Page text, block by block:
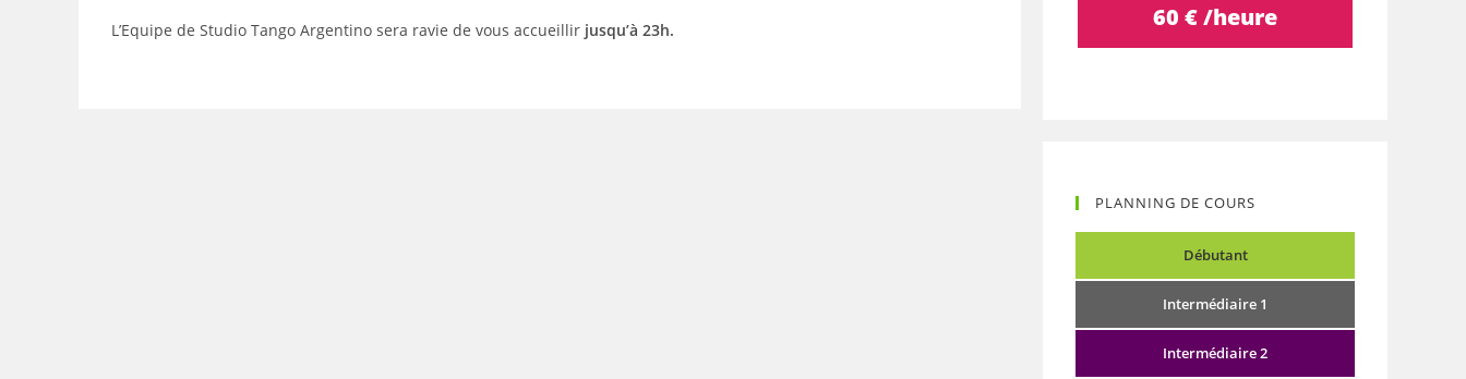
L’Equipe de Studio Tango Argentino sera ravie de vous accueillir jusqu’à 23h. 60 € /heure
PLANNING DE COURS
Débutant
Intermédiaire 1
Intermédiaire 2